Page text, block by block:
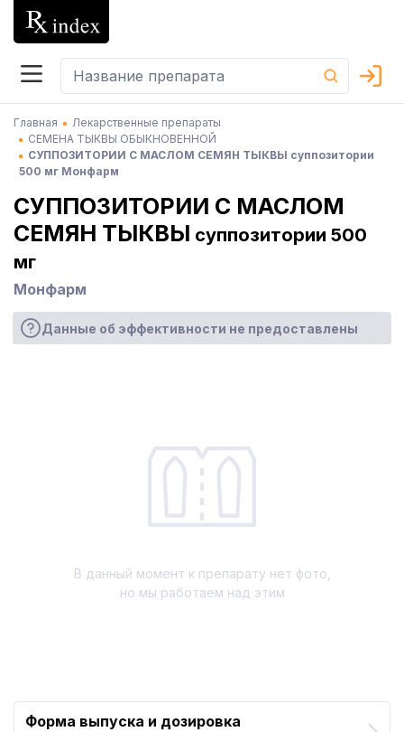
Главная
Лекарственные препараты
СЕМЕНА ТЫКВЫ ОБЫКНОВЕННОЙ
СУППОЗИТОРИИ С МАСЛОМ СЕМЯН ТЫКВЫ суппозитории
500 мг Монфарм
СУППОЗИТОРИИ С МАСЛОМ
СЕМЯН ТЫКВЫ суппозитории 500
мг
Монфарм
Данные об эффективности не предоставлены
В данный момент к препарату нет фото,
но мы работаем над этим
Форма выпуска и дозировка